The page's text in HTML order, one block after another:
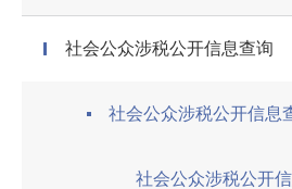
社会公众涉税公开信息查询
社会公众涉税公开信息
社会公众涉税公开